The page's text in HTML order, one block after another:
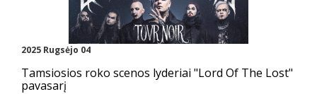
2025 Rugsėjo 04
Tamsiosios roko scenos lyderiai "Lord Of The Lost"
pavasarį